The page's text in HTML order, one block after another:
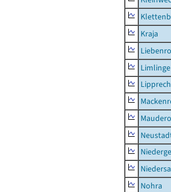
Kraja
Nohra